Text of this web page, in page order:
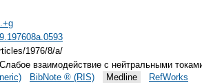
1976/8/a/
взаимодействие с нейтральными
BibNote ® (RIS) Medline
RefWorks